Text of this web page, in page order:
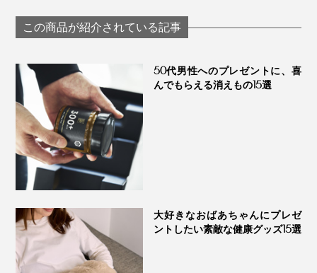
本）」｜THE
NODOKA
ル入ル
この商品が紹介されている記事
50代男性へのプレゼントに、喜
んでもらえる消えもの15選
大好きなおばあちゃんにプレゼ
ントしたい素敵な健康グッズ15選